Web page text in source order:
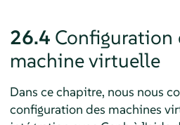
26.4 Configuration
machine virtuelle
Dans ce chapitre, nous nous
configuration des machines